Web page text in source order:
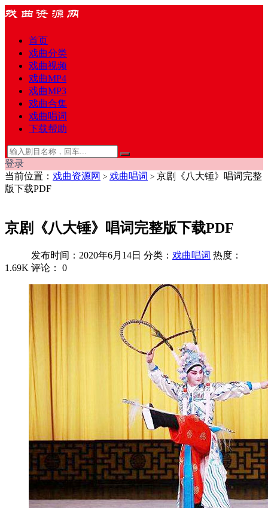
首页
戏曲分类
戏曲视频
戏曲MP4
戏曲MP3
戏曲合集
戏曲唱词
下载帮助
登录
当前位置： 戏曲资源网 > 戏曲唱词 > 京剧《八大锤》唱词完整
版下载PDF
京剧《八大锤》唱词完整版下载PDF
发布时间：2020年6月14日 分类： 戏曲唱词 热度：
1.69K 评论： 0